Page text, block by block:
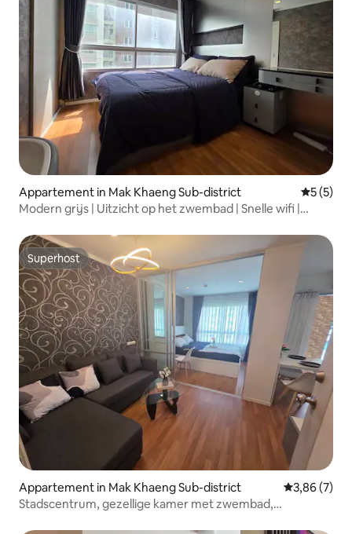
Appartement in Mak Khaeng Sub-district
5 (5)
Modern grijs | Uitzicht op het zwembad | Snelle wifi |
Superhost
Superhost
Appartement in Mak Khaeng Sub-district
3,86 (7)
Stadscentrum, gezellige kamer met zwembad,